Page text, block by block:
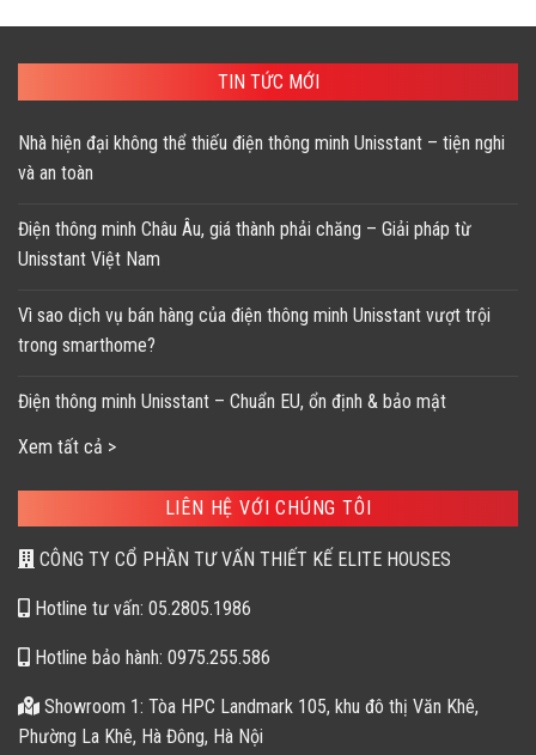
TIN TỨC MỚI
Nhà hiện đại không thể thiếu điện thông minh Unisstant – tiện nghi
và an toàn
Điện thông minh Châu Âu, giá thành phải chăng – Giải pháp từ
Unisstant Việt Nam
Vì sao dịch vụ bán hàng của điện thông minh Unisstant vượt trội
trong smarthome?
Điện thông minh Unisstant – Chuẩn EU, ổn định & bảo mật
Xem tất cả >
LIÊN HỆ VỚI CHÚNG TÔI
CÔNG TY CỔ PHẦN TƯ VẤN THIẾT KẾ ELITE HOUSES
Hotline tư vấn: 05.2805.1986
Hotline bảo hành: 0975.255.586
Showroom 1: Tòa HPC Landmark 105, khu đô thị Văn Khê,
Phường La Khê, Hà Đông, Hà Nội